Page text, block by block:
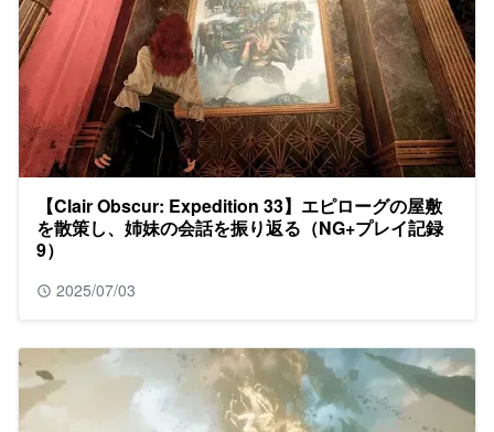
【Clair Obscur: Expedition 33】エピローグの屋敷
を散策し、姉妹の会話を振り返る（NG+プレイ記録
9）
2025/07/03